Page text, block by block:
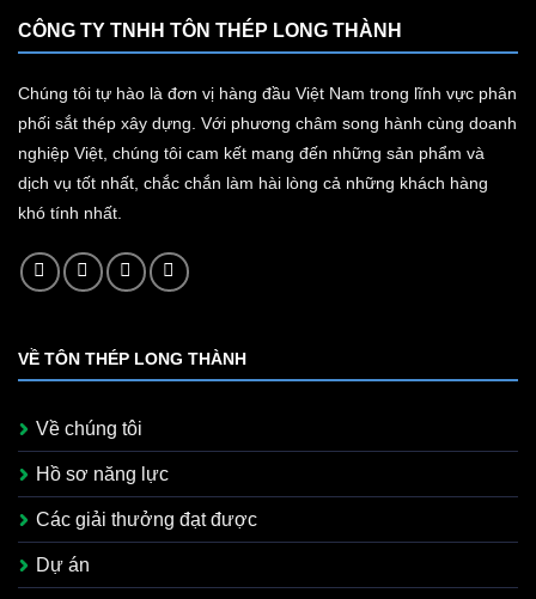
CÔNG TY TNHH TÔN THÉP LONG THÀNH
Chúng tôi tự hào là đơn vị hàng đầu Việt Nam trong lĩnh vực phân
phối sắt thép xây dựng. Với phương châm song hành cùng doanh
nghiệp Việt, chúng tôi cam kết mang đến những sản phẩm và
dịch vụ tốt nhất, chắc chắn làm hài lòng cả những khách hàng
khó tính nhất.
VỀ TÔN THÉP LONG THÀNH
Về chúng tôi
Hồ sơ năng lực
Các giải thưởng đạt được
Dự án